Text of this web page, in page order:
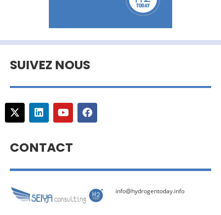
SUIVEZ NOUS
CONTACT
info@hydrogentoday.info